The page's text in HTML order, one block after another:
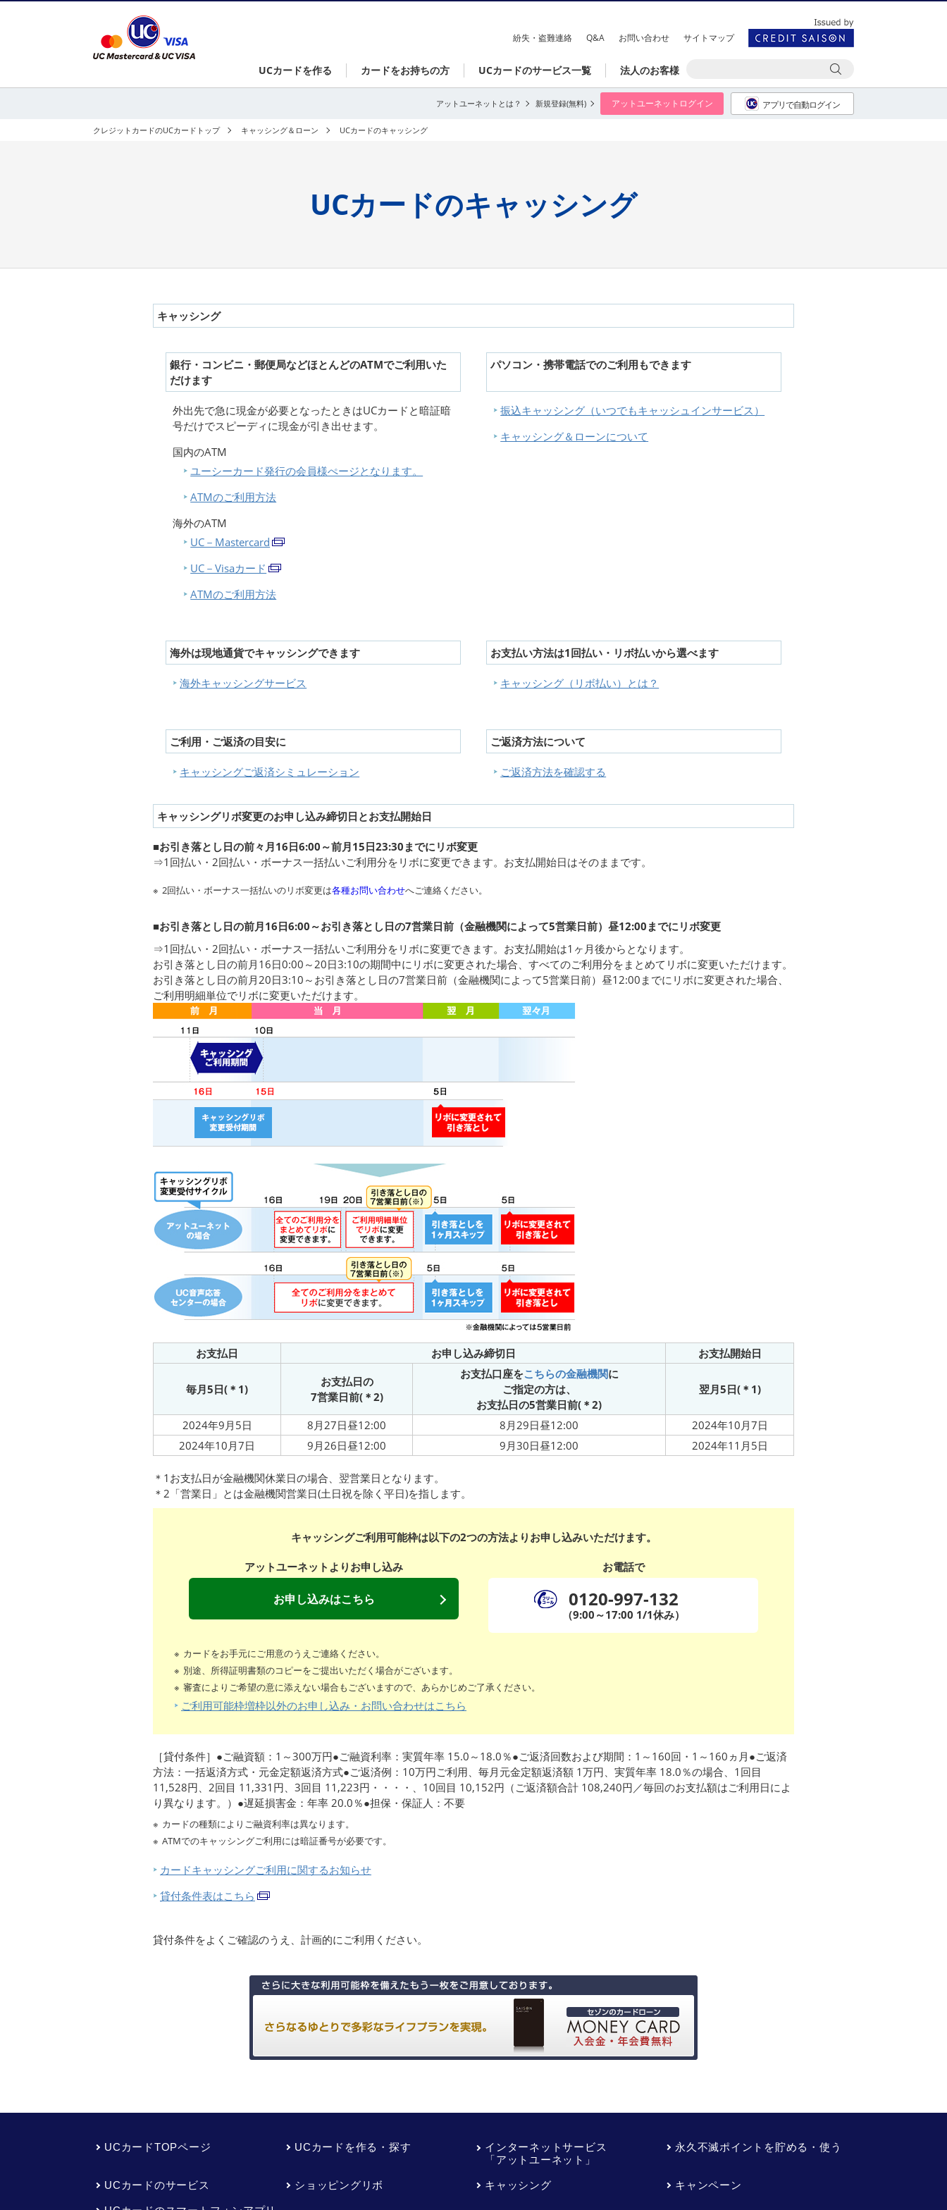
紛失・盗難連絡 Q&A お問い合わせ サイトマップ
UCカードを作る カードをお持ちの方 UCカードのサービス一覧 法人のお客様
アットユーネットとは？ 新規登録(無料) アットユーネットログイン アプリで自動ログイン
クレジットカードのUCカードトップ キャッシング＆ローン UCカードのキャッシング
UCカードのキャッシング
キャッシング
銀行・コンビニ・郵便局などほとんどのATMでご利用いた
だけます
外出先で急に現金が必要となったときはUCカードと暗証暗
号だけでスピーディに現金が引き出せます。
国内のATM
ユーシーカード発行の会員様ぺージとなります。
ATMのご利用方法
海外のATM
UC－Mastercard
UC－Visaカード
ATMのご利用方法
パソコン・携帯電話でのご利用もできます
振込キャッシング（いつでもキャッシュインサービス）
キャッシング＆ローンについて
海外は現地通貨でキャッシングできます
海外キャッシングサービス
お支払い方法は1回払い・リボ払いから選べます
キャッシング（リボ払い）とは？
ご利用・ご返済の目安に
キャッシングご返済シミュレーション
ご返済方法について
ご返済方法を確認する
キャッシングリボ変更のお申し込み締切日とお支払開始日
■お引き落とし日の前々月16日6:00～前月15日23:30までにリボ変更
⇒1回払い・2回払い・ボーナス一括払いご利用分をリボに変更できます。お支払開始日はそのままです。
2回払い・ボーナス一括払いのリボ変更は各種お問い合わせへご連絡ください。
■お引き落とし日の前月16日6:00～お引き落とし日の7営業日前（金融機関によって5営業日前）昼12:00までにリボ変更
⇒1回払い・2回払い・ボーナス一括払いご利用分をリボに変更できます。お支払開始は1ヶ月後からとなります。
お引き落とし日の前月16日0:00～20日3:10の期間中にリボに変更された場合、すべてのご利用分をまとめてリボに変更いただけます。
お引き落とし日の前月20日3:10～お引き落とし日の7営業日前（金融機関によって5営業日前）昼12:00までにリボに変更された場合、
ご利用明細単位でリボに変更いただけます。
お支払日 お申し込み締切日 お支払開始日
毎月5日( ＊1)
お支払日の
7営業日前(＊2)
お支払口座をこちらの金融機関に
ご指定の方は、
お支払日の5営業日前( ＊2)
翌月5日(＊1)
2024年9月5日 8月27日昼12:00 8月29日昼12:00 2024年10月7日
2024年10月7日 9月26日昼12:00 9月30日昼12:00 2024年11月5日
＊1 お支払日が金融機関休業日の場合、翌営業日となります。
＊2 「営業日」とは金融機関営業日(土日祝を除く平日)を指します。
キャッシングご利用可能枠は以下の2つの方法よりお申し込みいただけます。
アットユーネットよりお申し込み
お申し込みはこちら
お電話で
0120-997-132
（9:00～17:00 1/1休み）
カードをお手元にご用意のうえご連絡ください。
別途、所得証明書類のコピーをご提出いただく場合がございます。
審査によりご希望の意に添えない場合もございますので、あらかじめご了承ください。
ご利用可能枠増枠以外のお申し込み・お問い合わせはこちら
［貸付条件］●ご融資額：1～300万円●ご融資利率：実質年率 15.0～18.0％●ご返済回数および期間：1～160回・1～160ヵ月●ご返済
方法：一括返済方式・元金定額返済方式●ご返済例：10万円ご利用、毎月元金定額返済額 1万円、実質年率 18.0％の場合、1回目
11,528円、2回目 11,331円、3回目 11,223円・・・・、10回目 10,152円（ご返済額合計 108,240円／毎回のお支払額はご利用日によ
り異なります。）●遅延損害金：年率 20.0％●担保・保証人：不要
カードの種類によりご融資利率は異なります。
ATMでのキャッシングご利用には暗証番号が必要です。
カードキャッシングご利用に関するお知らせ
貸付条件表はこちら
貸付条件をよくご確認のうえ、計画的にご利用ください。
UCカードTOPページ UCカードを作る・探す
インターネットサービス
「アットユーネット」
永久不滅ポイントを貯める・使う
UCカードのサービス ショッピングリボ キャッシング キャンペーン